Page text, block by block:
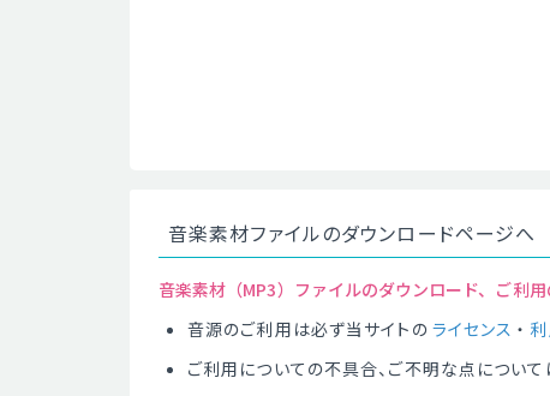
音楽素材ファイルのダウンロードページへ
音楽素材（MP3）ファイルのダウンロード、ご利
音源のご利用は必ず当サイトの ライセンス ・
ご利用についての不具合、ご不明な点について